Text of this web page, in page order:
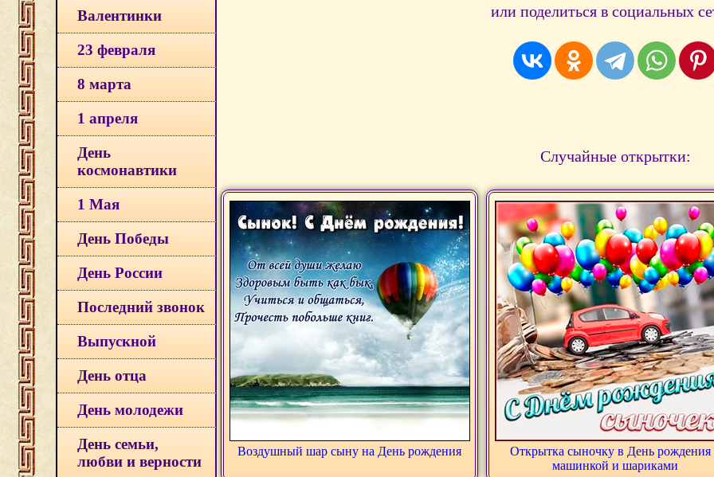
Валентинки
23 февраля
8 марта
1 апреля
День
космонавтики
1 Мая
День Победы
День России
Последний звонок
Выпускной
День отца
День молодежи
День семьи,
любви и верности
или поделиться в социальных
Случайные открытки:
Воздушный шар сыну на День рождения
Открытка сыночку в День рождения
машинкой и шариками